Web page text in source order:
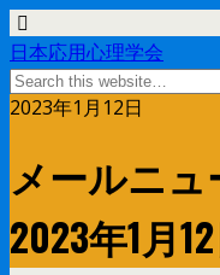
日本応用心理学会
2023年1月12日
メールニ
2023年1月